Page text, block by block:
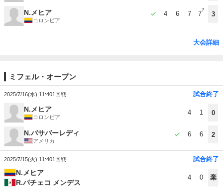
N.メヒア
コロンビア
4 6 7 7
7
3
大会詳細
ミフェル・オープン
2025/7/16(水) 11:401回戦 試合終了
N.メヒア
コロンビア
4 1 0
N.バサバーレディ
アメリカ
6 6 2
2025/7/15(火) 11:401回戦 試合終了
N.メヒア
R.パチェコ メンデス
4 0 棄